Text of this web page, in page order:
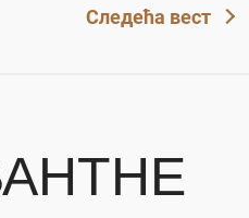
Следећа вест